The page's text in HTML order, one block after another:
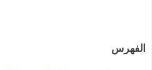
الفهرس